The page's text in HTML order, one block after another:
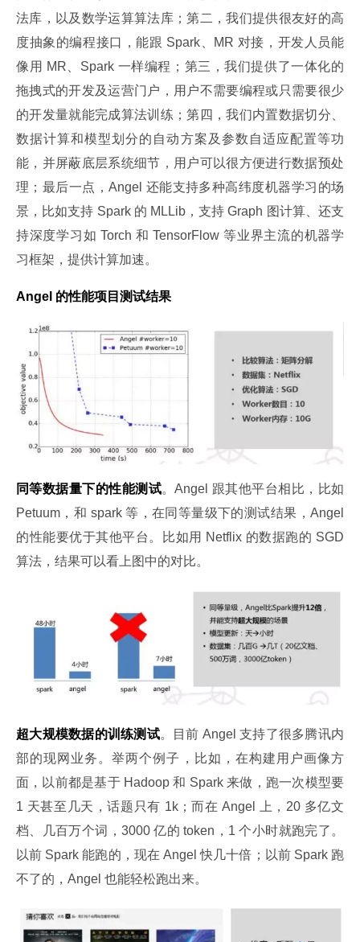
法库，以及数学运算算法库；第二，我们提供很友好的高
度抽象的编程接口，能跟 Spark、MR 对接，开发人员能
像用 MR、Spark 一样编程；第三，我们提供了一体化的
拖拽式的开发及运营门户，用户不需要编程或只需要很少
的开发量就能完成算法训练；第四，我们内置数据切分、
数据计算和模型划分的自动方案及参数自适应配置等功
能，并屏蔽底层系统细节，用户可以很方便进行数据预处
理；最后一点，Angel 还能支持多种高纬度机器学习的场
景，比如支持 Spark 的 MLLib，支持 Graph 图计算、还支
持深度学习如 Torch 和 TensorFlow 等业界主流的机器学
习框架，提供计算加速。
Angel 的性能项目测试结果
同等数据量下的性能测试。Angel 跟其他平台相比，比如
Petuum，和 spark 等，在同等量级下的测试结果，Angel
的性能要优于其他平台。比如用 Netflix 的数据跑的 SGD
算法，结果可以看上图中的对比。
超大规模数据的训练测试。目前 Angel 支持了很多腾讯内
部的现网业务。举两个例子，比如，在构建用户画像方
面，以前都是基于 Hadoop 和 Spark 来做，跑一次模型要
1 天甚至几天，话题只有 1k；而在 Angel 上，20 多亿文
档、几百万个词，3000 亿的 token，1 个小时就跑完了。
以前 Spark 能跑的，现在 Angel 快几十倍；以前 Spark 跑
不了的，Angel 也能轻松跑出来。